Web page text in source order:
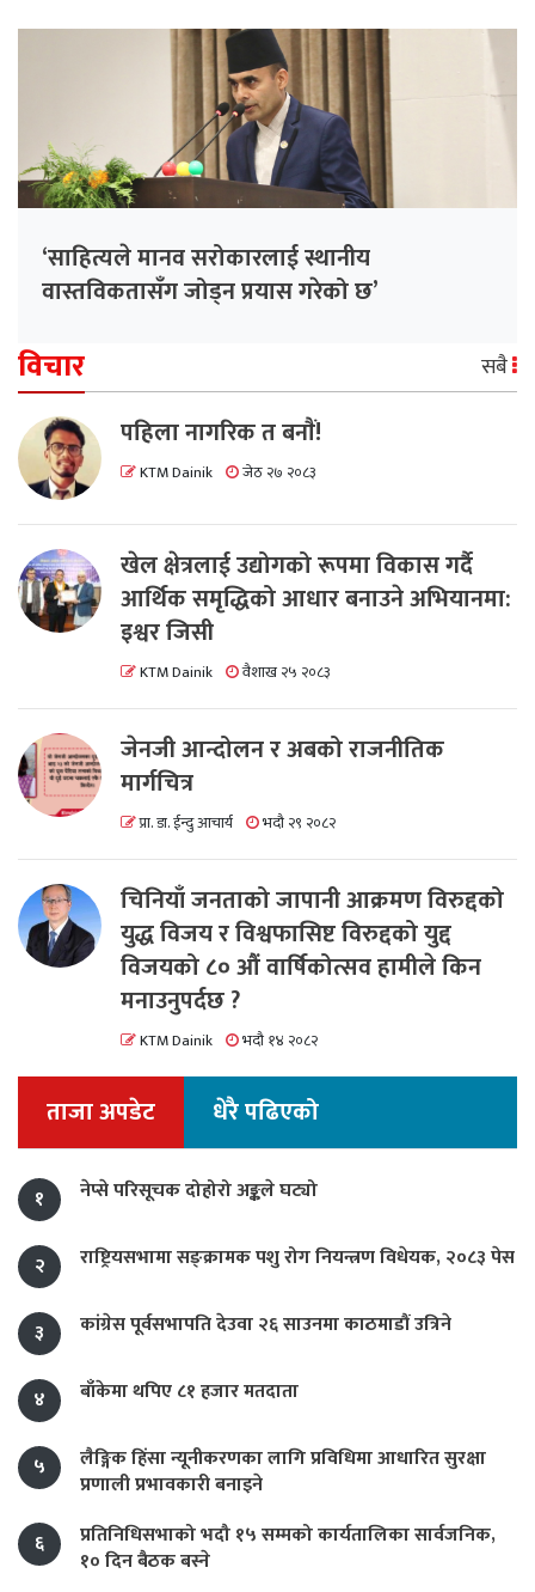
‘साहित्यले मानव सरोकारलाई स्थानीय
वास्तविकतासँग जोड्न प्रयास गरेको छ’
विचार सबै
पहिला नागरिक त बनाैं!
KTM Dainik जेठ २७ २०८३
खेल क्षेत्रलाई उद्योगको रूपमा विकास गर्दै
आर्थिक समृद्धिको आधार बनाउने अभियानमा:
इश्वर जिसी
KTM Dainik वैशाख २५ २०८३
जेनजी आन्दोलन र अबको राजनीतिक
मार्गचित्र
प्रा. डा. ईन्दु आचार्य भदौ २९ २०८२
चिनियाँ जनताको जापानी आक्रमण विरुद्दको
युद्ध विजय र विश्वफासिष्ट विरुद्दको युद्द
विजयको ८० औं वार्षिकोत्सव हामीले किन
मनाउनुपर्दछ ?
KTM Dainik भदौ १४ २०८२
ताजा अपडेट धेरै पढिएको
१ नेप्से परिसूचक दोहोरो अङ्कले घट्यो
२ राष्ट्रियसभामा सङ्क्रामक पशु रोग नियन्त्रण विधेयक, २०८३ पेस
३ कांग्रेस पूर्वसभापति देउवा २६ साउनमा काठमाडौं उत्रिने
४ बाँकेमा थपिए ८१ हजार मतदाता
५
लैङ्गिक हिंसा न्यूनीकरणका लागि प्रविधिमा आधारित सुरक्षा
प्रणाली प्रभावकारी बनाइने
६
प्रतिनिधिसभाको भदौ १५ सम्मको कार्यतालिका सार्वजनिक,
१० दिन बैठक बस्ने